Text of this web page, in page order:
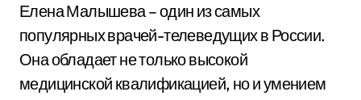
Елена Малышева – один из самых
популярных врачей-телеведущих в России.
Она обладает не только высокой
медицинской квалификацией, но и умением